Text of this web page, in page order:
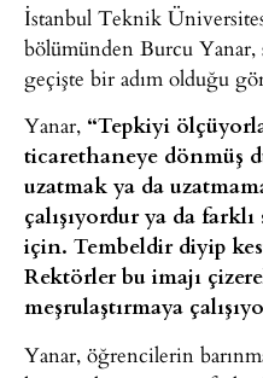
İstanbul Teknik
bölümünden Burcu Yanar,
geçişte bir adım olduğu
Yanar, “Tepkiyi
ticarethaneye dönmüş
uzatmak ya da
çalışıyordur ya da
için. Tembeldir diyip
Rektörler bu imajı
meşrulaştırmaya
Yanar, öğrencilerin